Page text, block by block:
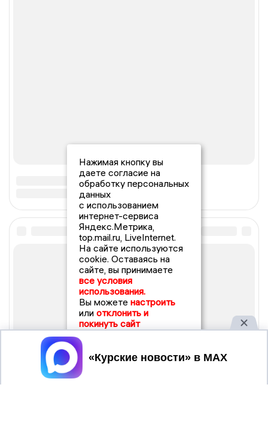
Нажимая кнопку вы
даете согласие на
обработку персональных
данных
с использованием
интернет-сервиса
Яндекс.Метрика,
top.mail.ru, LiveInternet.
На сайте используются
cookie. Оставаясь на
сайте, вы принимаете
все условия
использования.
Вы можете настроить
или отклонить и
покинуть сайт
Принять